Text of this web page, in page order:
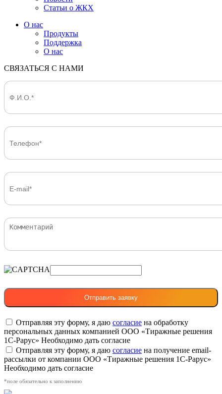
Статьи о ЖКХ
О нас
Продукты
Поддержка
О нас
СВЯЗАТЬСЯ С НАМИ
Отправляя эту форму, я даю согласие на обработку
персональных данных компанией ООО «Тиражные решения
1С-Рарус» Необходимо дать согласие
Отправляя эту форму, я даю согласие на получение email-
рассылки от компании ООО «Тиражные решения 1С-Рарус»
Необходимо дать согласие
*поле обязательно к заполнению